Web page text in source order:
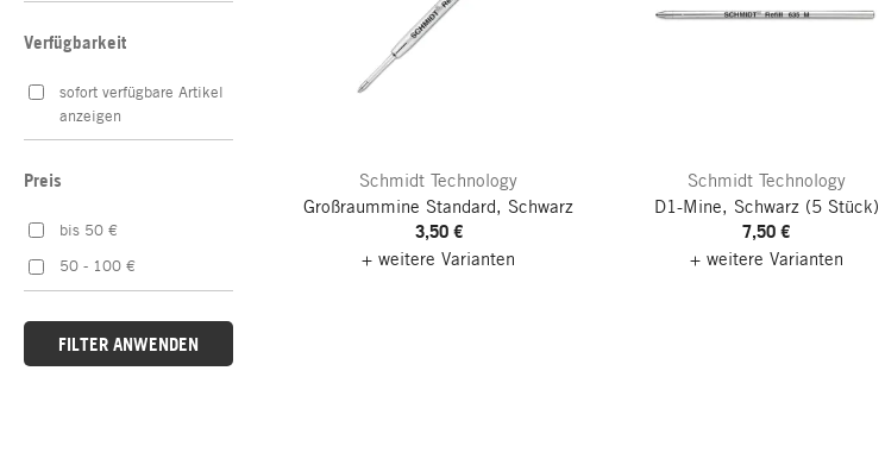
Verfügbarkeit
sofort verfügbare Artikel
anzeigen
Preis
bis 50 €
50 - 100 €
FILTER ANWENDEN
Schmidt Technology
Großraummine Standard, Schwarz
3,50 €
+ weitere Varianten
Schmidt Technology
D1-Mine, Schwarz(5 Stück)
7,50 €
+ weitere Varianten